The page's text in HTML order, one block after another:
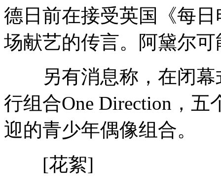
德日前在接受英国《每
场献艺的传言。阿黛尔可
另有消息称，在闭幕
行组合One Direction，
迎的青少年偶像组合。
[花絮]